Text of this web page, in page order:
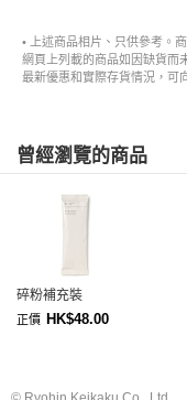
• 上述商品相片、只供參考。
網頁上列載的商品如因缺貨而
最新優惠和實際存貨情況，可
曾經瀏覽的商品
碎粉補充裝
正價 HK$48.00